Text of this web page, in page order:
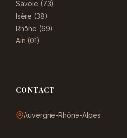
Savoie (73)
Isère (38)
Rhône (69)
Ain (01)
CONTACT
Auvergne-Rhône-Alpes